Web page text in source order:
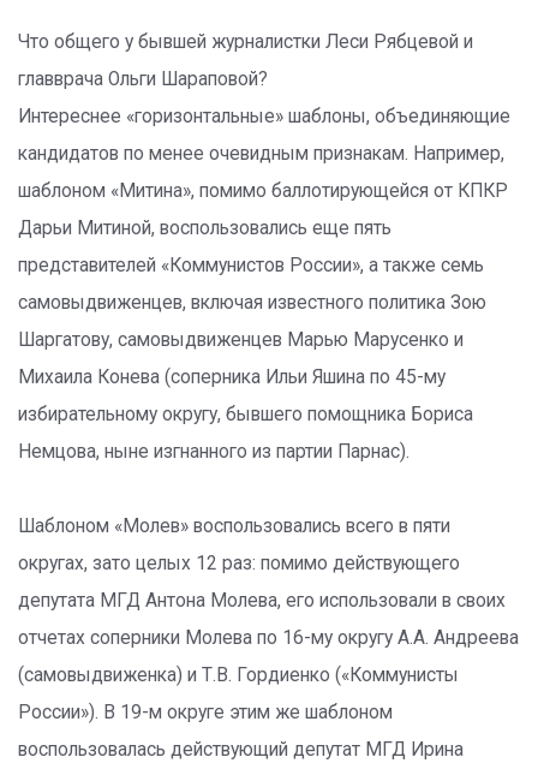
Что общего у бывшей журналистки Леси Рябцевой и
главврача Ольги Шараповой?
Интереснее «горизонтальные» шаблоны, объединяющие
кандидатов по менее очевидным признакам. Например,
шаблоном «Митина», помимо баллотирующейся от КПКР
Дарьи Митиной, воспользовались еще пять
представителей «Коммунистов России», а также семь
самовыдвиженцев, включая известного политика Зою
Шаргатову, самовыдвиженцев Марью Марусенко и
Михаила Конева (соперника Ильи Яшина по 45-му
избирательному округу, бывшего помощника Бориса
Немцова, ныне изгнанного из партии Парнас).
Шаблоном «Молев» воспользовались всего в пяти
округах, зато целых 12 раз: помимо действующего
депутата МГД Антона Молева, его использовали в своих
отчетах соперники Молева по 16-му округу А.А. Андреева
(самовыдвиженка) и Т.В. Гордиенко («Коммунисты
России»). В 19-м округе этим же шаблоном
воспользовалась действующий депутат МГД Ирина